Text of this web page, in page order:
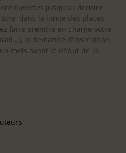
ouvertes jusqu’au dernier
dans la limite des places
faire prendre en charge votre
la demande d’inscription
mois avant le début de la